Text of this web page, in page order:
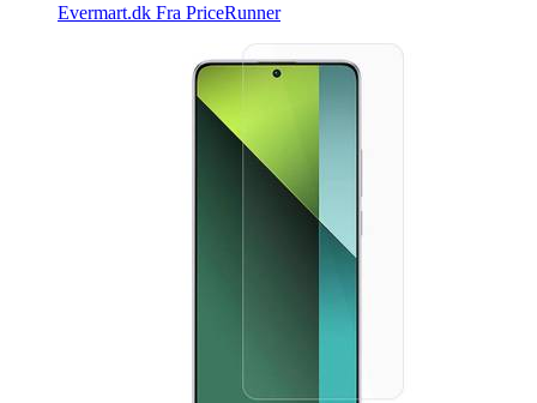
Evermart.dk Fra PriceRunner